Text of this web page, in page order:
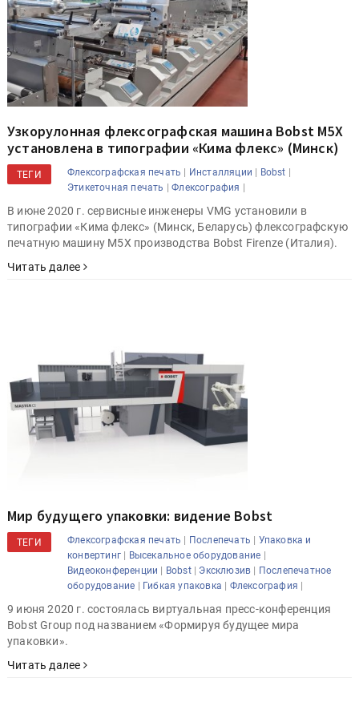
Узкорулонная флексографская машина Bobst M5X
установлена в типографии «Кима флекс» (Минск)
ТЕГИ Флексографская печать | Инсталляции | Bobst |
Этикеточная печать |Флексография |
В июне 2020 г. сервисные инженеры VMG установили в
типографии «Кима флекс» (Минск, Беларусь) флексографскую
печатную машину M5X производства Bobst Firenze (Италия).
Читать далее
Мир будущего упаковки: видение Bobst
ТЕГИ Флексографская печать | Послепечать | Упаковка и
конвертинг | Высекальное оборудование |
Видеоконференции | Bobst| Эксклюзив | Послепечатное
оборудование | Гибкая упаковка | Флексография |
9 июня 2020 г. состоялась виртуальная пресс-конференция
Bobst Group под названием «Формируя будущее мира
упаковки».
Читать далее